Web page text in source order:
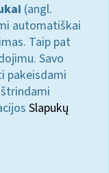
(angl.
automatiškai
Taip pat
Savo
pakeisdami
Slapukų